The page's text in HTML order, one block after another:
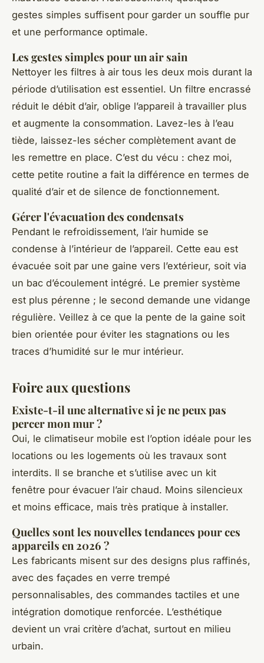
gestes simples suffisent pour garder un souffle pur
et une performance optimale.
Les gestes simples pour un air sain
Nettoyer les filtres à air tous les deux mois durant la
période d’utilisation est essentiel. Un filtre encrassé
réduit le débit d’air, oblige l’appareil à travailler plus
et augmente la consommation. Lavez-les à l’eau
tiède, laissez-les sécher complètement avant de
les remettre en place. C’est du vécu : chez moi,
cette petite routine a fait la différence en termes de
qualité d’air et de silence de fonctionnement.
Gérer l'évacuation des condensats
Pendant le refroidissement, l’air humide se
condense à l’intérieur de l’appareil. Cette eau est
évacuée soit par une gaine vers l’extérieur, soit via
un bac d’écoulement intégré. Le premier système
est plus pérenne ; le second demande une vidange
régulière. Veillez à ce que la pente de la gaine soit
bien orientée pour éviter les stagnations ou les
traces d’humidité sur le mur intérieur.
Foire aux questions
Existe-t-il une alternative si je ne peux pas
percer mon mur ?
Oui, le climatiseur mobile est l’option idéale pour les
locations ou les logements où les travaux sont
interdits. Il se branche et s’utilise avec un kit
fenêtre pour évacuer l’air chaud. Moins silencieux
et moins efficace, mais très pratique à installer.
Quelles sont les nouvelles tendances pour ces
appareils en 2026 ?
Les fabricants misent sur des designs plus raffinés,
avec des façades en verre trempé
personnalisables, des commandes tactiles et une
intégration domotique renforcée. L’esthétique
devient un vrai critère d’achat, surtout en milieu
urbain.